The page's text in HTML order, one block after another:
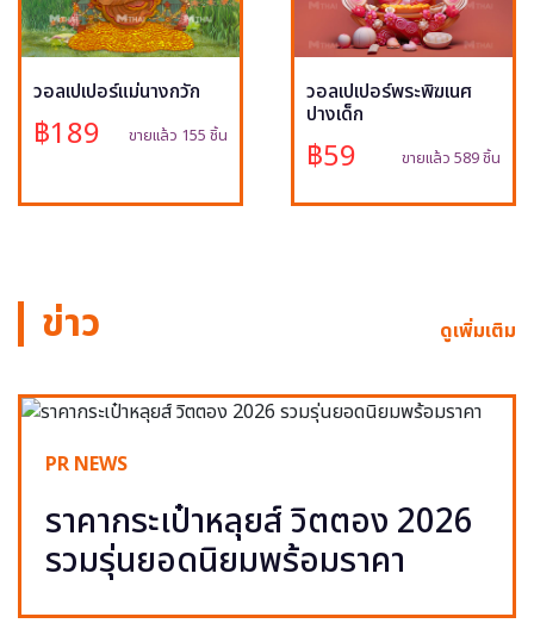
วอลเปเปอร์แม่นางกวัก
฿189 ขายแล้ว 155 ชิ้น
วอลเปเปอร์พระพิฆเนศ
ปางเด็ก
฿59 ขายแล้ว 589 ชิ้น
ข่าว ดูเพิ่มเติม
PR NEWS
ราคากระเป๋าหลุยส์ วิตตอง 2026
รวมรุ่นยอดนิยมพร้อมราคา